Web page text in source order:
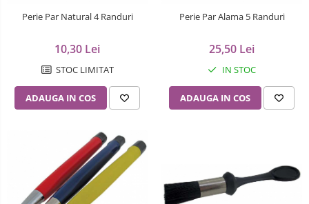
Perie Par Natural 4 Randuri
10,30 Lei
STOC LIMITAT
ADAUGA IN COS
Perie Par Alama 5 Randuri
25,50 Lei
IN STOC
ADAUGA IN COS